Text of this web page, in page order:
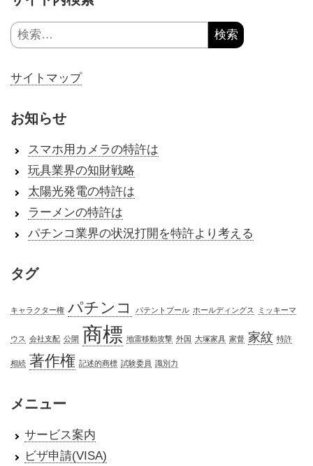
検
索:
サイトマップ
お知らせ
スマホ用カメラの特許は
玩具業界の知財戦略
太陽光発電の特許は
ラーメンの特許は
パチンコ業界の状況打開を特許より考える
タグ
キャラクター権 パチンコ パテントプール ホールディングス ミッキーマ
ウス 会社支配 公開 商標 地雷移動攻撃 外国 大塚家具 家督 家紋 特許
相続 著作権 記述的商標 試験委員 識別力
メニュー
サービス案内
ビザ申請(VISA)